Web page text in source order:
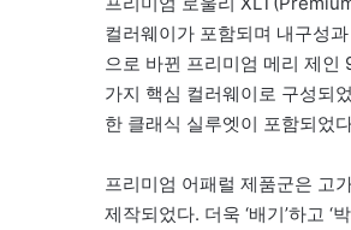
컬러웨이가 포함되며 내구성
으로 바뀐 프리미엄 메리 제
가지 핵심 컬러웨이로 구성되
한 클래식 실루엣이 포함되었
프리미엄 어패럴 제품군은 고
제작되었다. 더욱 ‘배기’하고